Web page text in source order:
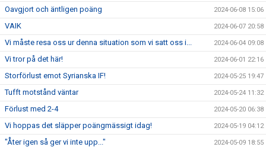
Oavgjort och äntligen poäng 2024-06-08 15:06
VAIK 2024-06-07 20:58
Vi måste resa oss ur denna situation som vi satt oss i... 2024-06-04 09:08
Vi tror på det här! 2024-06-01 22:16
Storförlust emot Syrianska IF! 2024-05-25 19:47
Tufft motstånd väntar 2024-05-24 11:32
Förlust med 2-4 2024-05-20 06:38
Vi hoppas det släpper poängmässigt idag! 2024-05-19 04:12
"Åter igen så ger vi inte upp..." 2024-05-09 18:55